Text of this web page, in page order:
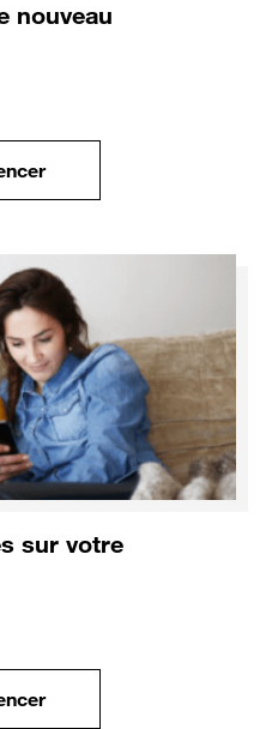
nouveau
tuto pour Commencer avec
sur votre
tuto pour Transférer vos